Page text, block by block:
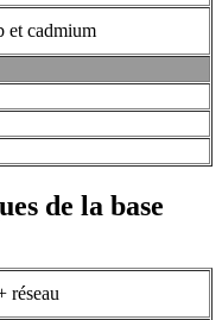
et cadmium
de la base
réseau